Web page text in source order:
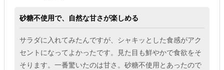
砂糖不使用で、自然な甘さが楽しめる
サラダに入れてみたんですが、シャキッとした食感がアク
セントになってよかったです。見た目も鮮やかで食欲をそ
そります。一番驚いたのは甘さ。砂糖不使用とあったので